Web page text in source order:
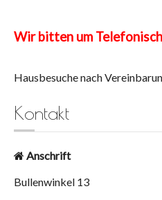
Wir bitten um
Hausbesuche nach
Kontakt
Anschrift
Bullenwinkel 13